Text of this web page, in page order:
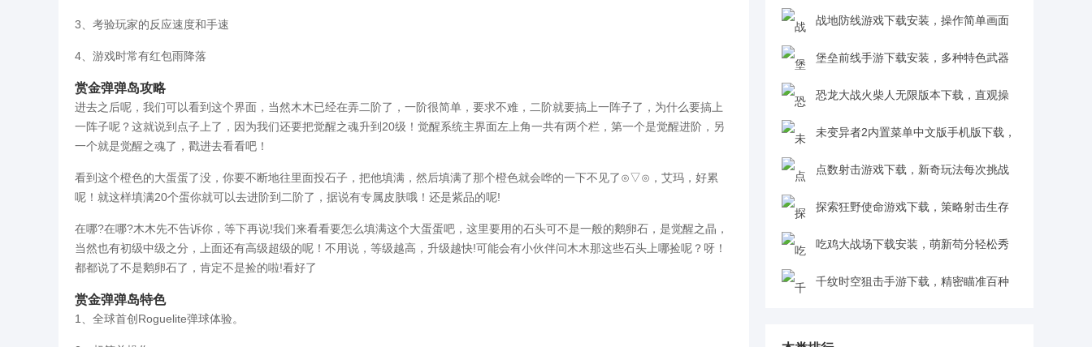
3、考验玩家的反应速度和手速
4、游戏时常有红包雨降落
赏金弹弹岛攻略
进去之后呢，我们可以看到这个界面，当然木木已经在弄二阶了，一阶很简单，要求不难，二阶就要搞上一阵子了，为什么要搞上
一阵子呢？这就说到点子上了，因为我们还要把觉醒之魂升到20级！觉醒系统主界面左上角一共有两个栏，第一个是觉醒进阶，另
一个就是觉醒之魂了，戳进去看看吧！
看到这个橙色的大蛋蛋了没，你要不断地往里面投石子，把他填满，然后填满了那个橙色就会哗的一下不见了⊙▽⊙，艾玛，好累
呢！就这样填满20个蛋你就可以去进阶到二阶了，据说有专属皮肤哦！还是紫品的呢!
在哪?在哪?木木先不告诉你，等下再说!我们来看看要怎么填满这个大蛋蛋吧，这里要用的石头可不是一般的鹅卵石，是觉醒之晶，
当然也有初级中级之分，上面还有高级超级的呢！不用说，等级越高，升级越快!可能会有小伙伴问木木那这些石头上哪捡呢？呀！
都都说了不是鹅卵石了，肯定不是捡的啦!看好了
赏金弹弹岛特色
1、全球首创Roguelite弹球体验。
提升战力击落强敌v1.0 安卓版
战地防线游戏下载安装，操作简单画面
清新易上手v1.0 安卓版
堡垒前线手游下载安装，多种特色武器
体验畅爽射击快v3.3.2581 官方安卓版
恐龙大战火柴人无限版本下载，直观操
控开启沉浸式射击挑战v1.3.8 无敌版
未变异者2内置菜单中文版手机版下载，
横版射击收集合成对抗强敌v1.2.877 联机版
点数射击游戏下载，新奇玩法每次挑战
都有惊喜v1.0 安卓版
探索狂野使命游戏下载，策略射击生存
对决v1.2.2 安卓版
吃鸡大战场下载安装，萌新苟分轻松秀
出骚操作v1.0.0 安卓版
千纹时空狙击手游下载，精密瞄准百种